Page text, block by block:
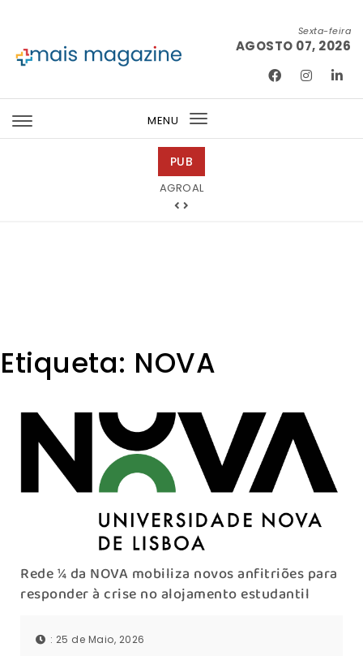
Sexta-feira
AGOSTO 07, 2026
MENU
Toggle
PUB
Tintas 2000
Etiqueta: NOVA
Rede ¼ da NOVA mobiliza novos anfitriões para
responder à crise no alojamento estudantil
: 25 de Maio, 2026